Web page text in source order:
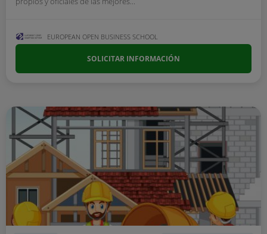
EUROPEAN OPEN BUSINESS SCHOOL
SOLICITAR INFORMACIÓN